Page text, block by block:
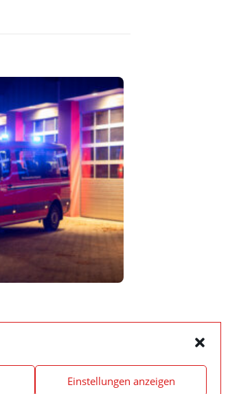
Einstellungen anzeigen